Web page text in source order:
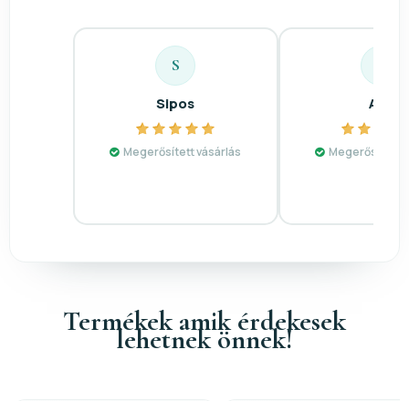
S
Sipos
Megerősített vásárlás
Alíz
Megerősített
Termékek amik érdekesek
lehetnek önnek!